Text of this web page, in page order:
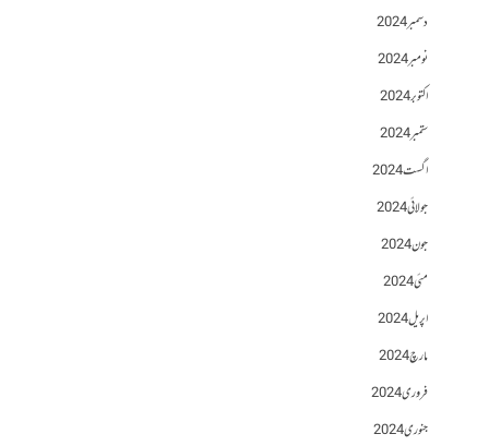
دسمبر 2024
نومبر 2024
اکتوبر 2024
ستمبر 2024
اگست 2024
جولائی 2024
جون 2024
مئی 2024
اپریل 2024
مارچ 2024
فروری 2024
جنوری 2024